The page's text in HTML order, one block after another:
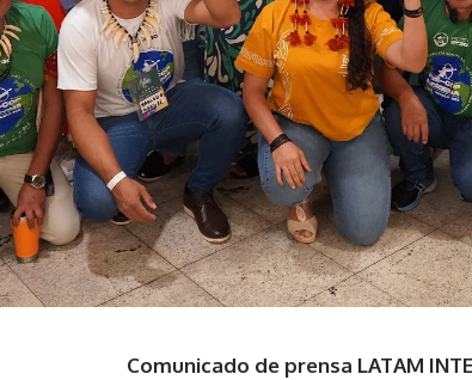
Comunicado de prensa LATAM